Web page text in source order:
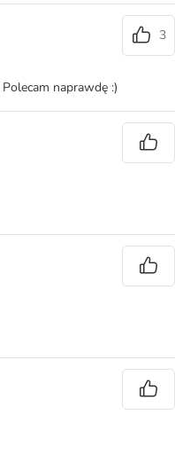
3
naprawdę :)